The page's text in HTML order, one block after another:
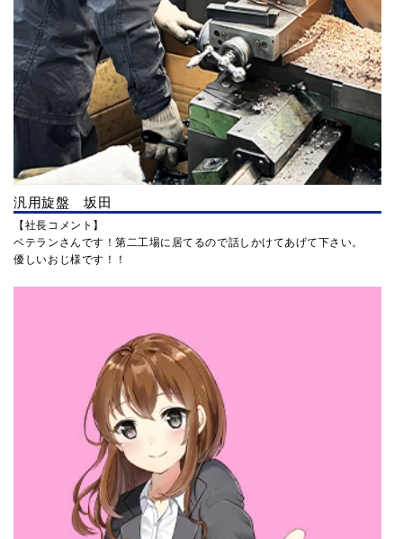
汎用旋盤 坂田
【社長コメント】
ベテランさんです！第二工場に居てるので話しかけてあげて下さい。
優しいおじ様です！！